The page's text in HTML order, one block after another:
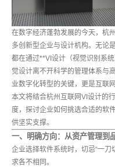
在数字经济蓬勃发展的今天，杭
多创新型企业与设计机构。无论
都在通过**VI设计（视觉识别系
觉设计离不开科学的管理体系与
业数字化转型的关键，更是互联
本文将结合杭州互联网VI设计的
度，探讨企业如何挑选合适的软
供坚实支撑。
一、明确方向：从资产管理到
企业选择软件系统时，切忌“一
求各不相同。